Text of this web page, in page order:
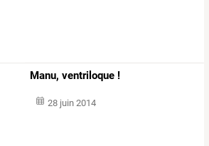
Manu, ventriloque !
28 juin 2014